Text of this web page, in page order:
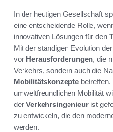
In der heutigen Gesellschaft
eine entscheidende Rolle,
innovativen Lösungen für den
Mit der ständigen Evolution der
vor Herausforderungen, die
Verkehrs, sondern auch die
Mobilitätskonzepte
umweltfreundlichen Mobilität
der Verkehrsingenieur ist
zu entwickeln, die den
werden.